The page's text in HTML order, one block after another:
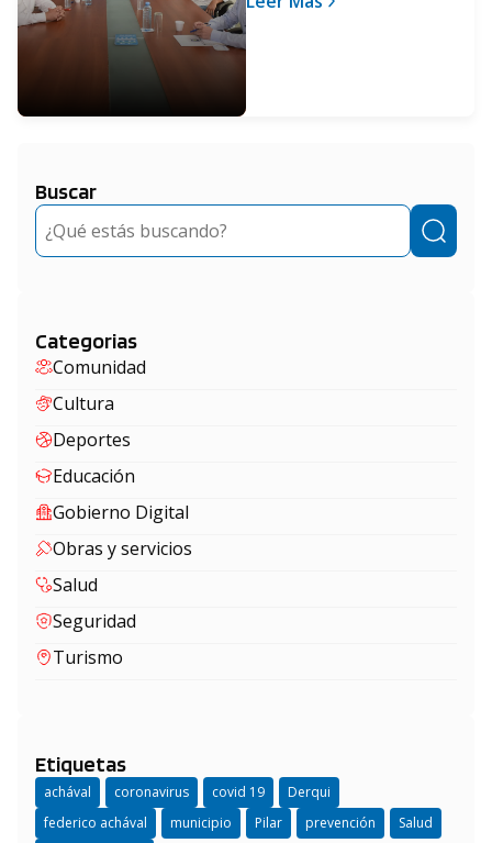
Buscar
Buscar
Categorias
Comunidad
Cultura
Deportes
Educación
Gobierno Digital
Obras y servicios
Salud
Seguridad
Turismo
Etiquetas
achával coronavirus covid 19
Derqui
federico achával
municipio Pilar prevención
Salud